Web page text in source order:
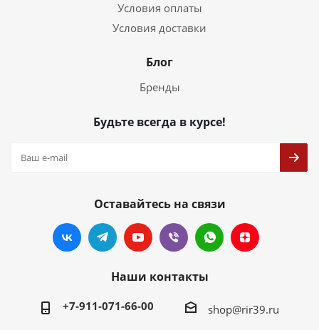
Условия оплаты
Условия доставки
Блог
Бренды
Будьте всегда в курсе!
Оставайтесь на связи
Наши контакты
+7-911-071-66-00 shop@rir39.ru